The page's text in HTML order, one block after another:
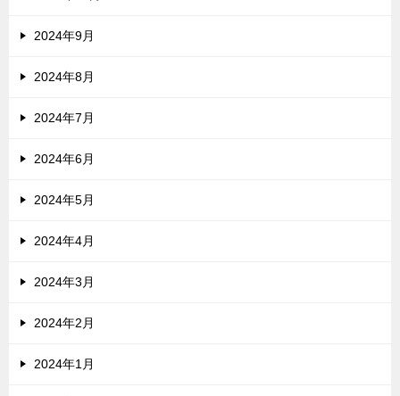
2024年9月
2024年8月
2024年7月
2024年6月
2024年5月
2024年4月
2024年3月
2024年2月
2024年1月